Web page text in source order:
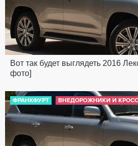
Вот так будет выглядеть 2016
фото]
ФРАНКФУРТ ВНЕДОРОЖНИКИ И